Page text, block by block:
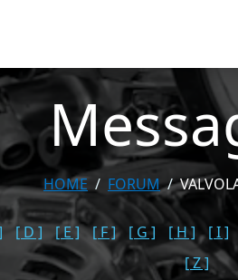
HOME FORUM
[ D ] [ E ] [ F ] [ G ] [ H ] [ I ]
[ Z ]